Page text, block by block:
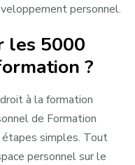
personnel.
les 5000
?
à la formation
de Formation
étapes simples. Tout
personnel sur le